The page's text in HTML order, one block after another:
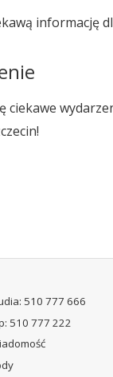
informację
ciekawe
510 777 666
510 777 222